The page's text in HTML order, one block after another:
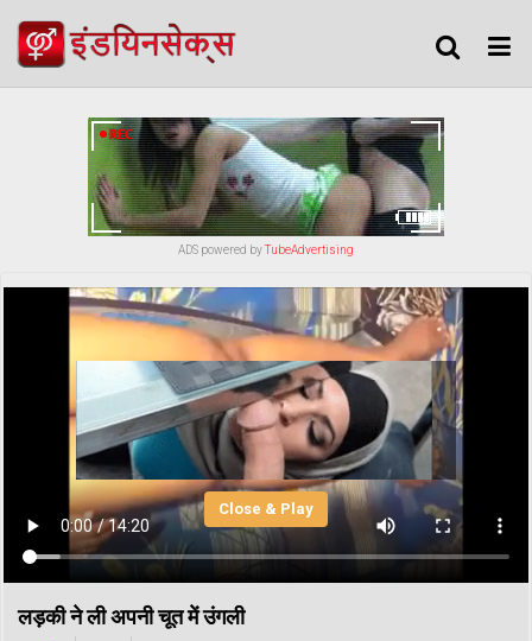
ADS powered byTubeAdvertising
Close & Play
लड़की ने ली अपनी चूत में उंगली